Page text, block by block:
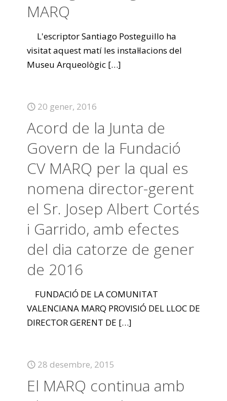
MARQ
L'escriptor Santiago Posteguillo ha
visitat aquest matí les instal·lacions del
Museu Arqueològic […]
20 gener, 2016
Acord de la Junta de
Govern de la Fundació
CV MARQ per la qual es
nomena director-gerent
el Sr. Josep Albert Cortés
i Garrido, amb efectes
del dia catorze de gener
de 2016
FUNDACIÓ DE LA COMUNITAT
VALENCIANA MARQ PROVISIÓ DEL LLOC DE
DIRECTOR GERENT DE […]
28 desembre, 2015
El MARQ continua amb